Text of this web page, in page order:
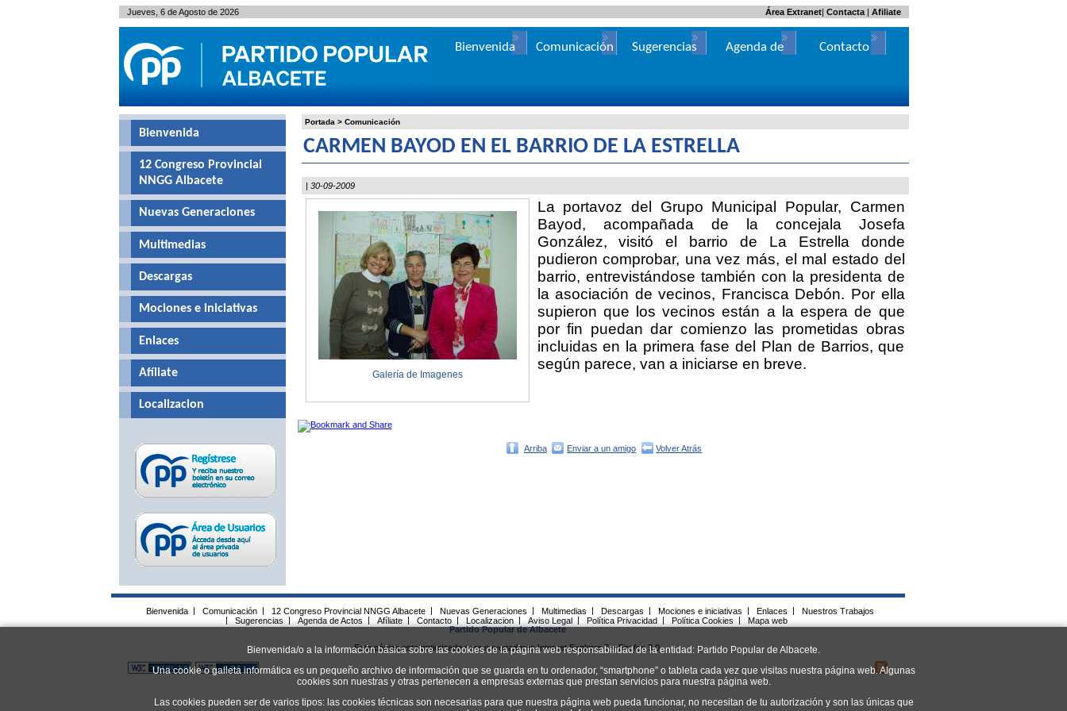
Bienvenida/o a la información básica sobre las cookies de la página web responsabilidad de la entidad: Partido Popular de Albacete.
Una cookie o galleta informática es un pequeño archivo de información que se guarda en tu ordenador, “smartphone” o tableta cada vez que visitas nuestra página web. Algunas
cookies son nuestras y otras pertenecen a empresas externas que prestan servicios para nuestra página web.
Las cookies pueden ser de varios tipos: las cookies técnicas son necesarias para que nuestra página web pueda funcionar, no necesitan de tu autorización y son las únicas que
Portada > Comunicación
CARMEN BAYOD EN EL BARRIO DE LA ESTRELLA
| 30-09-2009
Galería de Imagenes
La portavoz del Grupo Municipal Popular, Carmen
Bayod, acompañada de la concejala Josefa
González, visitó el barrio de La Estrella donde
pudieron comprobar, una vez más, el mal estado del
barrio, entrevistándose también con la presidenta de
la asociación de vecinos, Francisca Debón. Por ella
supieron que los vecinos están a la espera de que
por fin puedan dar comienzo las prometidas obras
incluidas en la primera fase del Plan de Barrios, que
según parece, van a iniciarse en breve.
Arriba Enviar a un amigo Volver Atrás
Bienvenida
12 Congreso Provincial
NNGG Albacete
Nuevas Generaciones
Multimedias
Descargas
Mociones e iniciativas
Enlaces
Afíliate
Localizacion
Jueves, 6 de Agosto de 2026 | Contacta| Afiliate
Área Extranet
Bienvenida Comunicación Sugerencias
Agenda de
Contacto
Bienvenida Comunicación 12 Congreso Provincial NNGG Albacete Nuevas Generaciones Multimedias Descargas Mociones e iniciativas Enlaces
Nuestros Trabajos
Sugerencias Agenda de Actos Afíliate Contacto Localizacion Aviso Legal Política Privacidad Política Cookies
Mapa web
Partido Popular de Albacete
Esta página esta optimizada para navegadores Internet Explorer 7 y Firefox 3.0.